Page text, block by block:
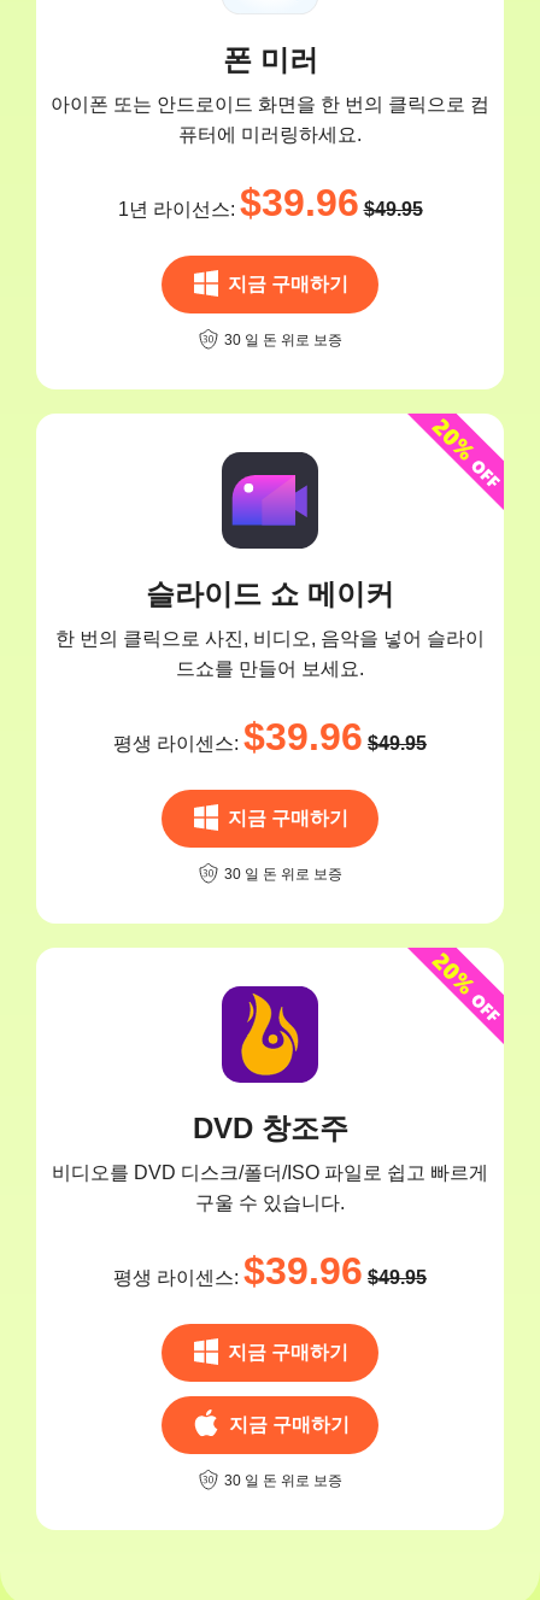
폰 미러
아이폰 또는 안드로이드 화면을 한 번의 클릭으로 컴
퓨터에 미러링하세요.
1년 라이선스: $39.96 $49.95
지금 구매하기
30 일 돈 위로 보증
슬라이드 쇼 메이커
한 번의 클릭으로 사진, 비디오, 음악을 넣어 슬라이
드쇼를 만들어 보세요.
평생 라이센스: $39.96 $49.95
지금 구매하기
30 일 돈 위로 보증
DVD 창조주
비디오를 DVD 디스크/폴더/ISO 파일로 쉽고 빠르게
구울 수 있습니다.
평생 라이센스: $39.96 $49.95
지금 구매하기
지금 구매하기
30 일 돈 위로 보증